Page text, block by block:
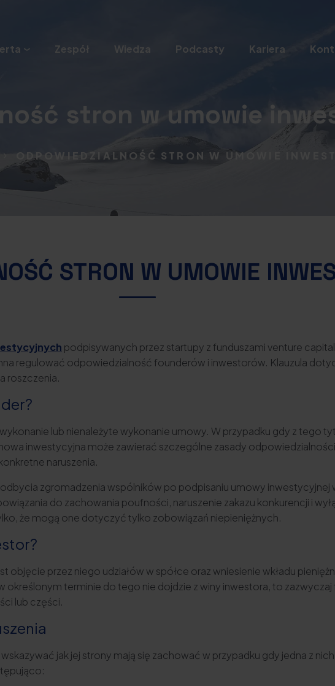
Zespół Wiedza Podcasty Kariera
stron w umowie
ODPOWIEDZIALNOŚĆ STRON W UMOWIE
STRON W UMOWIE
podpisywanych przez startupy z funduszami venture
regulować odpowiedzialność founderów i inwestorów. Klauzula
roszczenia.
lub nienależyte wykonanie umowy. W przypadku gdy z tego
inwestycyjna może zawierać szczególne zasady
naruszenia.
zgromadzenia wspólników po podpisaniu umowy inwestycyjnej
do zachowania poufności, naruszenie zakazu konkurencji i
że mogą one dotyczyć tylko zobowiązań niepieniężnych.
przez niego udziałów w spółce oraz wniesienie wkładu
określonym terminie do tego nie dojdzie z winy inwestora, to
lub części.
jak jej strony mają się zachować w przypadku gdy jedna z